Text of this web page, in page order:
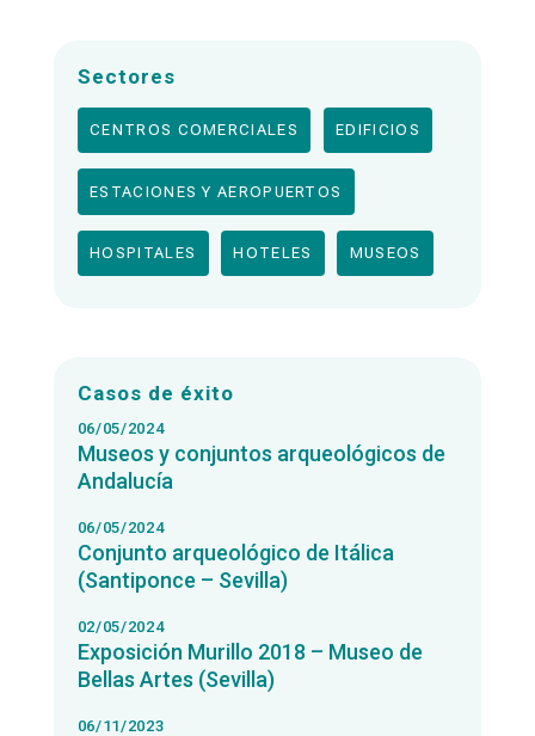
Sectores
CENTROS COMERCIALES EDIFICIOS
ESTACIONES Y AEROPUERTOS
HOSPITALES HOTELES MUSEOS
Casos de éxito
Museos y conjuntos arqueológicos de
Andalucía
06/05/2024
Conjunto arqueológico de Itálica
(Santiponce – Sevilla)
06/05/2024
Exposición Murillo 2018 – Museo de
Bellas Artes (Sevilla)
02/05/2024
06/11/2023